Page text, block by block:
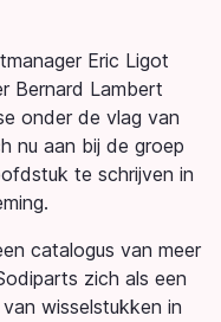
Eric Ligot
Bernard Lambert
onder de vlag van
nu aan bij de groep
te schrijven in
catalogus van meer
zich als een
wisselstukken in